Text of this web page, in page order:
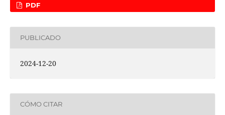
PDF
PUBLICADO
2024-12-20
CÓMO CITAR